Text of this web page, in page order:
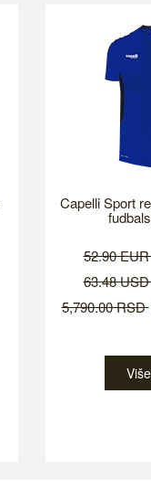
Capelli Sport
52.90
63.48
5,790.00 RSD